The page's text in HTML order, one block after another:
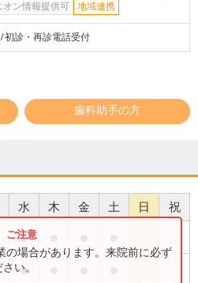
オン情報提供可
地域連携
初診・再診電話受付
歯科助手の方
水 木 金 土 日 祝
●
●
の場合があります。来院前に必ず
い。